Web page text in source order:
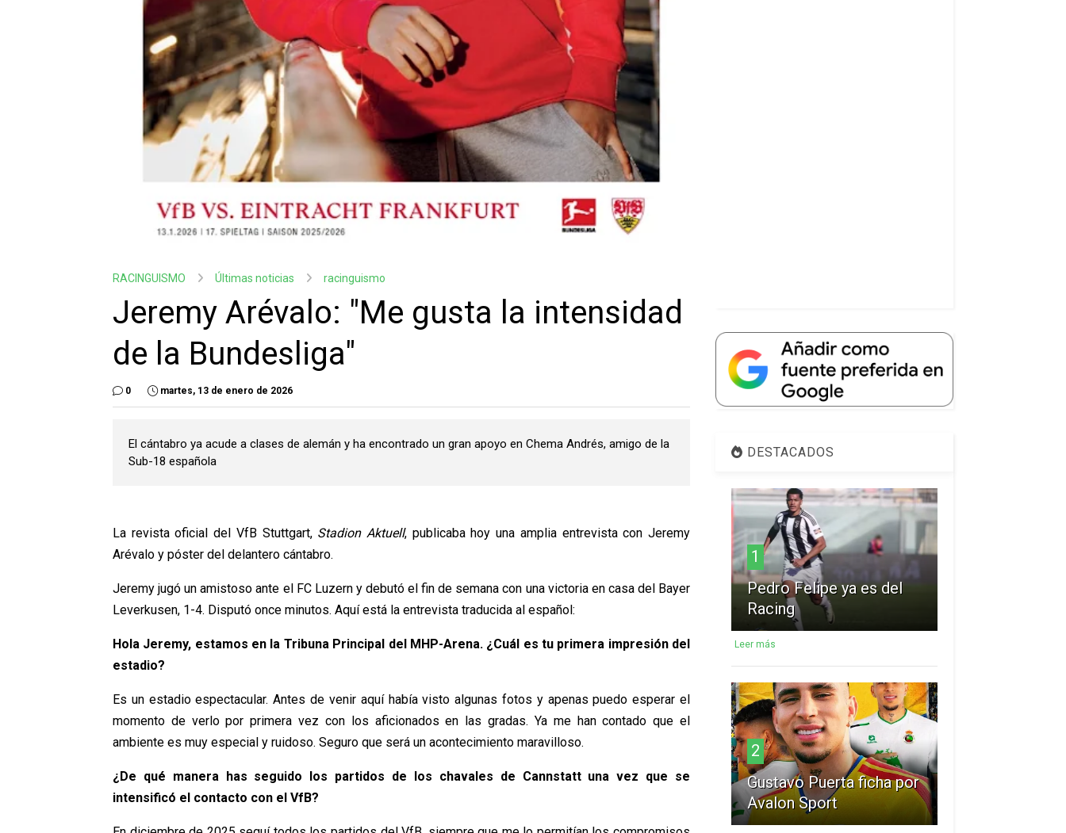
RACINGUISMO Últimas noticias racinguismo
Jeremy Arévalo: "Me gusta la intensidad
de la Bundesliga"
0 martes, 13 de enero de 2026
El cántabro ya acude a clases de alemán y ha encontrado un gran apoyo en Chema Andrés, amigo de la
Sub-18 española
La revista oficial del VfB Stuttgart, Stadion Aktuell, publicaba hoy una amplia entrevista con Jeremy
Arévalo y póster del delantero cántabro.
Jeremy jugó un amistoso ante el FC Luzern y debutó el fin de semana con una victoria en casa del Bayer
Leverkusen, 1-4. Disputó once minutos. Aquí está la entrevista traducida al español:
Hola Jeremy, estamos en la Tribuna Principal del MHP-Arena. ¿Cuál es tu primera impresión del
estadio?
Es un estadio espectacular. Antes de venir aquí había visto algunas fotos y apenas puedo esperar el
momento de verlo por primera vez con los aficionados en las gradas. Ya me han contado que el
ambiente es muy especial y ruidoso. Seguro que será un acontecimiento maravilloso.
¿De qué manera has seguido los partidos de los chavales de Cannstatt una vez que se
intensificó el contacto con el VfB?
DESTACADOS
1
Pedro Felipe ya es del
Racing
Leer más
2
Gustavo Puerta ficha por
Avalon Sport